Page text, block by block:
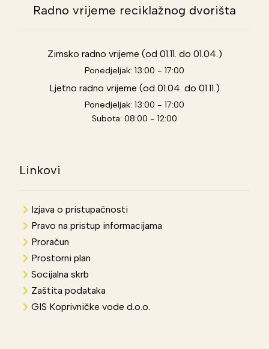
Radno vrijeme reciklažnog dvorišta
Zimsko radno vrijeme (od 01.11. do 01.04.)
Ponedjeljak: 13:00 - 17:00
Ljetno radno vrijeme (od 01.04. do 01.11.)
Ponedjeljak: 13:00 - 17:00
Subota: 08:00 - 12:00
Linkovi
Izjava o pristupačnosti
Pravo na pristup informacijama
Proračun
Prostorni plan
Socijalna skrb
Zaštita podataka
GIS Koprivničke vode d.o.o.